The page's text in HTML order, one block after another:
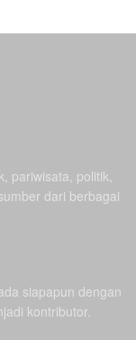
pariwisata, politik,
dari berbagai
siapapun dengan
kontributor.